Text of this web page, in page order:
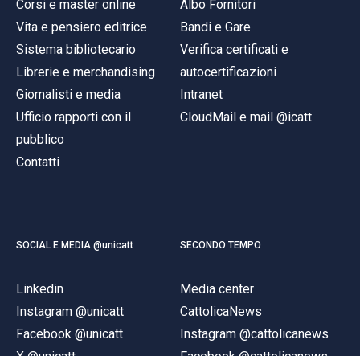
Corsi e master online
Vita e pensiero editrice
Sistema bibliotecario
Librerie e merchandising
Giornalisti e media
Ufficio rapporti con il
pubblico
Contatti
Albo Fornitori
Bandi e Gare
Verifica certificati e
autocertificazioni
Intranet
CloudMail e mail @icatt
SOCIAL E MEDIA @unicatt
Linkedin
Instagram @unicatt
Facebook @unicatt
SECONDO TEMPO
Media center
CattolicaNews
Instagram @cattolicanews